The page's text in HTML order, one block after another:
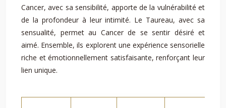
Cancer, avec sa sensibilité, apporte de la vulnérabilité et
de la profondeur à leur intimité. Le Taureau, avec sa
sensualité, permet au Cancer de se sentir désiré et
aimé. Ensemble, ils explorent une expérience sensorielle
riche et émotionnellement satisfaisante, renforçant leur
lien unique.